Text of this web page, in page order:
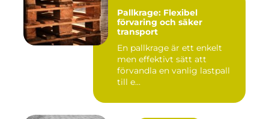
Pallkrage: Flexibel
förvaring och säker
transport
En pallkrage är ett enkelt
men effektivt sätt att
förvandla en vanlig lastpall
till e...